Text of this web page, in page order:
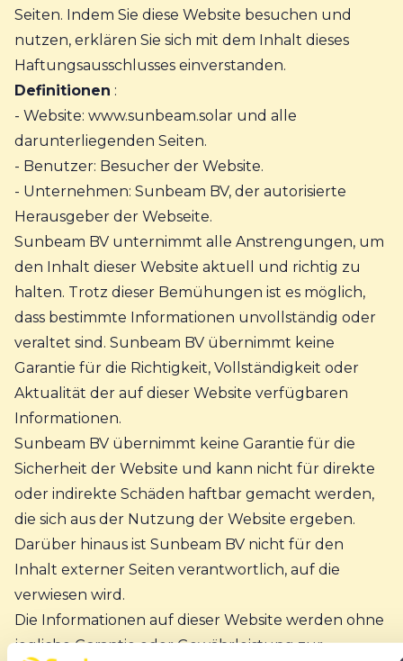
Seiten. Indem Sie diese Website besuchen und
nutzen, erklären Sie sich mit dem Inhalt dieses
Haftungsausschlusses einverstanden.
Definitionen :
- Website: www.sunbeam.solar und alle
darunterliegenden Seiten.
- Benutzer: Besucher der Website.
- Unternehmen: Sunbeam BV, der autorisierte
Herausgeber der Webseite.
Sunbeam BV unternimmt alle Anstrengungen, um
den Inhalt dieser Website aktuell und richtig zu
halten. Trotz dieser Bemühungen ist es möglich,
dass bestimmte Informationen unvollständig oder
veraltet sind. Sunbeam BV übernimmt keine
Garantie für die Richtigkeit, Vollständigkeit oder
Aktualität der auf dieser Website verfügbaren
Informationen.
Sunbeam BV übernimmt keine Garantie für die
Sicherheit der Website und kann nicht für direkte
oder indirekte Schäden haftbar gemacht werden,
die sich aus der Nutzung der Website ergeben.
Darüber hinaus ist Sunbeam BV nicht für den
Inhalt externer Seiten verantwortlich, auf die
verwiesen wird.
Die Informationen auf dieser Website werden ohne
jegliche Garantie oder Gewährleistung zur